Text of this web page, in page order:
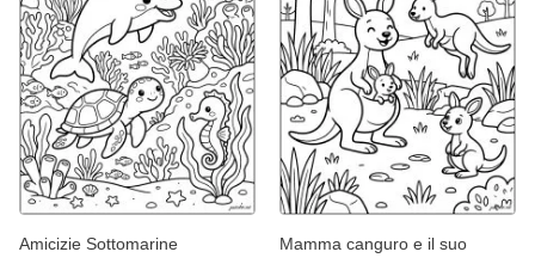
Amicizie Sottomarine
Mamma canguro e il suo